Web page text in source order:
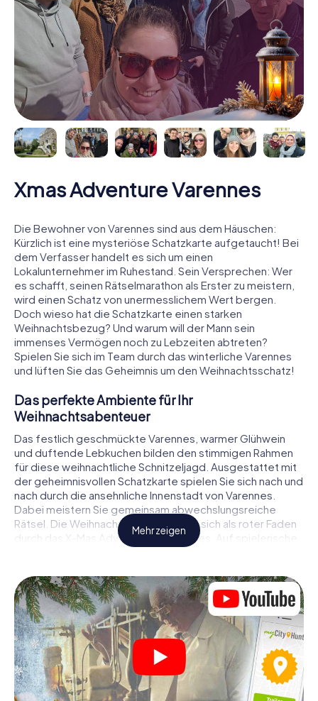
Xmas Adventure Varennes
Die Bewohner von Varennes sind aus dem Häuschen:
Kürzlich ist eine mysteriöse Schatzkarte aufgetaucht! Bei
dem Verfasser handelt es sich um einen
Lokalunternehmer im Ruhestand. Sein Versprechen: Wer
es schafft, seinen Rätselmarathon als Erster zu meistern,
wird einen Schatz von unermesslichem Wert bergen.
Doch wieso hat die Schatzkarte einen starken
Weihnachtsbezug? Und warum will der Mann sein
immenses Vermögen noch zu Lebzeiten abtreten?
Spielen Sie sich im Team durch das winterliche Varennes
und lüften Sie das Geheimnis um den Weihnachtsschatz!
Das perfekte Ambiente für Ihr
Weihnachtsabenteuer
Das festlich geschmückte Varennes, warmer Glühwein
und duftende Lebkuchen bilden den stimmigen Rahmen
für diese weihnachtliche Schnitzeljagd. Ausgestattet mit
der geheimnisvollen Schatzkarte spielen Sie sich nach und
nach durch die ansehnliche Innenstadt von Varennes.
Dabei meistern Sie gemeinsam abwechslungsreiche
Rätsel. Die Weihnachtsthematik zieht sich als roter Faden
durch das X-Mas Adventure in Varennes. Auf spielerische
Weise erfahren Sie faszinierende Anekdoten rund um das
Hinweise richtig zu deuten und anderen Schatzsuchern
stets einen Schritt voraus zu sein?
Der Weihnachtsmarkt von Varennes als
Zwischenstopp
Stellen Sie ein kompetentes Team aus Freunden oder
Familienmitgliedern zusammen und begeben Sie sich
gemeinsam auf eine weihnachtliche Rätseltour durch
Mehr zeigen